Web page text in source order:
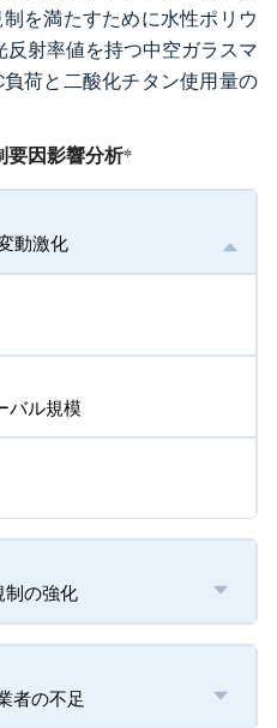
を満たすために水性ポリウ
射率値を持つ中空ガラスマ
荷と二酸化チタン使用量の
要因影響分析*
動激化
バル規模
制の強化
者の不足